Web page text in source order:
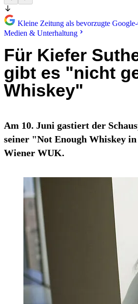
Kleine Zeitung als bevorzugte
Medien & Unterhaltung
Für Kiefer
gibt es "nicht
Whiskey"
Am 10. Juni gastiert der
seiner "Not Enough Whiskey
Wiener WUK.